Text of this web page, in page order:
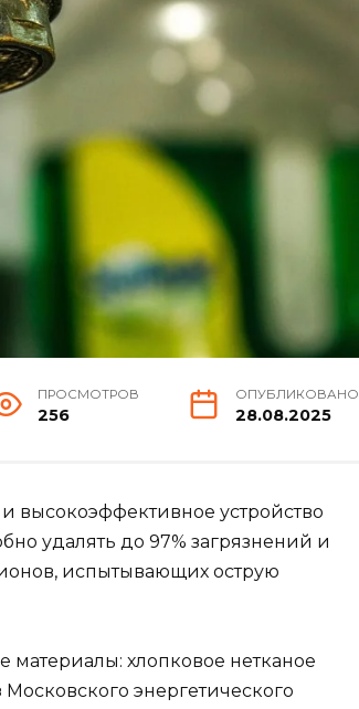
ПРОСМОТРОВ
256
ОПУБЛИКОВАНО
28.08.2025
высокоэффективное устройство
удалять до 97% загрязнений и
испытывающих острую
материалы: хлопковое нетканое
энергетического